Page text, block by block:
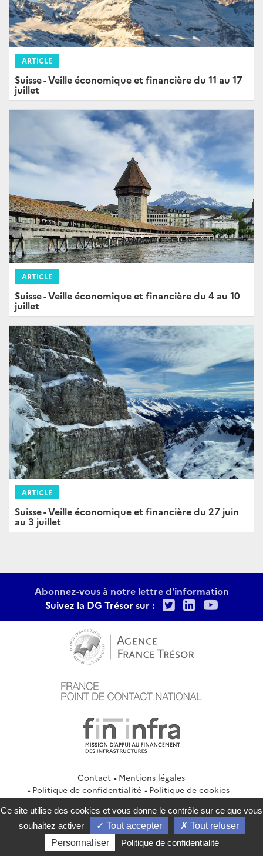
ARTICLE
Suisse - Veille économique et financière du 11 au 17
juillet
ARTICLE
Suisse - Veille économique et financière du 4 au 10
juillet
ARTICLE
Suisse - Veille économique et financière du 27 juin
au 3 juillet
Abonnez-vous à notre lettre d'information
Suivez la DG Trésor sur :
TwitterLinkedIn
Contact
Mentions légales
Politique de confidentialité
Politique de cookies
Gestion des cookies
Flux RSS
service-public.gouv.fr
legifrance.gouv.fr
info.gouv.fr
data.gouv.fr
Ce site utilise des cookies et vous donne le contrôle sur ce que vous
souhaitez activer
Tout accepter
Tout refuser
Personnaliser
Politique de confidentialité